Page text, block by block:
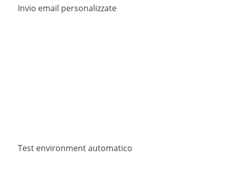
Invio email personalizzate
Test environment automatico